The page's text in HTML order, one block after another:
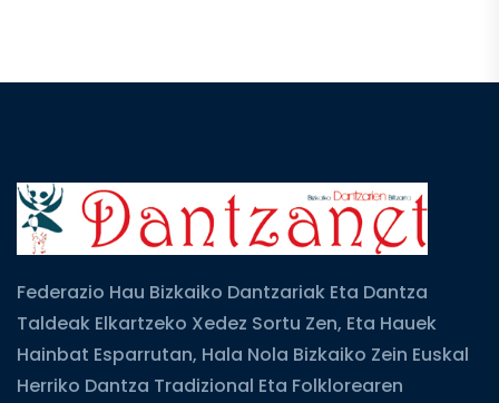
Federazio Hau Bizkaiko Dantzariak Eta Dantza
Taldeak Elkartzeko Xedez Sortu Zen, Eta Hauek
Hainbat Esparrutan, Hala Nola Bizkaiko Zein Euskal
Herriko Dantza Tradizional Eta Folklorearen